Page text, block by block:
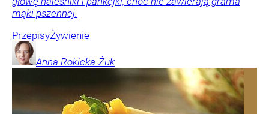
mąki pszennej.
PrzepisyŻywienie
Anna Rokicka-Żuk